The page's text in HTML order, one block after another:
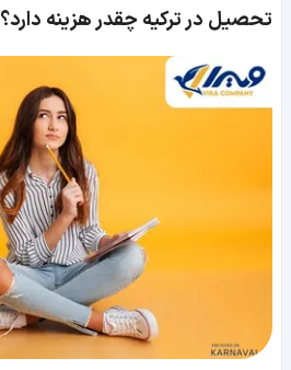
تحصیل در ترکیه چقدر هزینه دارد؟